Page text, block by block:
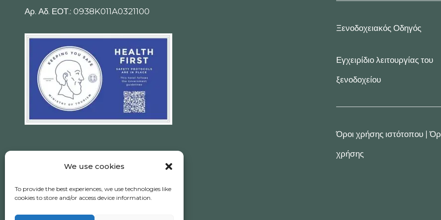
We use cookies
To provide the best experiences, we use technologies like
cookies to store and/or access device information.
Αρ. Αδ. ΕΟΤ.: 0938K011A0321100
Ξενοδοχειακός Οδηγός
Εγχειρίδιο λειτουργίας του
ξενοδοχείου
Όροι χρήσης ιστότοπου|
χρήσης
Νέος Μαρμαράς, 630 81, Χαλκιδική
Πολιτική απορρήτου|Privacy policy